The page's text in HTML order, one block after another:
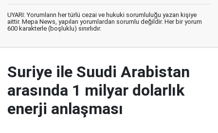
UYARI: Yorumların her türlü cezai ve hukuki sorumluluğu yazan kişiye
aittir. Mepa News, yapılan yorumlardan sorumlu değildir. Her bir yorum
600 karakterle (boşluklu) sınırlıdır.
Suriye ile Suudi Arabistan
arasında 1 milyar dolarlık
enerji anlaşması